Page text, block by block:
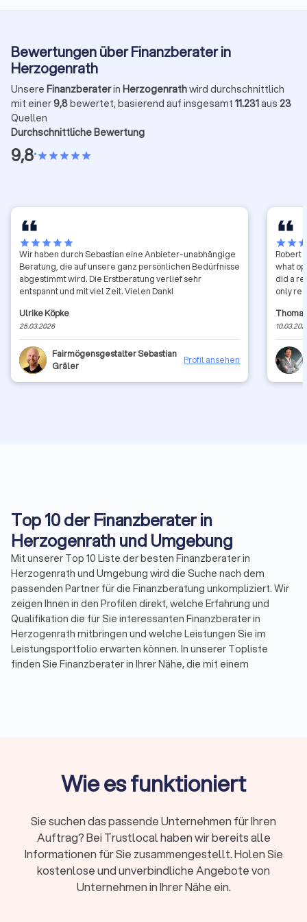
Bewertungen über Finanzberater in
Herzogenrath
Unsere Finanzberaterin Herzogenrathwird durchschnittlich
mit einer9,8bewertet, basierend auf insgesamt 11.231aus 23
Quellen
Durchschnittliche Bewertung
9,8•starstarstarstarstar
starstarstarstarstar
Wir haben durch Sebastian eine Anbieter-unabhängige
Beratung, die auf unsere ganz persönlichen Bedürfnisse
abgestimmt wird. Die Erstberatung verlief sehr
entspannt und mit viel Zeit. Vielen Dank!
Ulrike Köpke
25.03.2026
Fairmögensgestalter Sebastian
Gräler
Profil ansehen
starstar
Robert
what
did a
only
Top 10 der Finanzberater in
Herzogenrath und Umgebung
Mit unserer Top 10 Liste der besten Finanzberater in
Herzogenrath und Umgebung wird die Suche nach dem
passenden Partner für die Finanzberatung unkompliziert. Wir
zeigen Ihnen in den Profilen direkt, welche Erfahrung und
Qualifikation die für Sie interessanten Finanzberater in
Herzogenrath mitbringen und welche Leistungen Sie im
Leistungsportfolio erwarten können. In unserer Topliste
finden Sie Finanzberater in Ihrer Nähe, die mit einem
Versicherungen, für Rente & Altersvorsorge, für
die Unternehmensberatung auf einen Blick aussuchen und die
besten Finanzberater in Herzogenrath und Umgebung
kennenlernen. Und wenn noch Fragen bleiben, stehen wir von
Trustlocal Ihnen gerne zur Verfügung, indem wir
entsprechend Ihrer Anfrage direkt ein individuelles Angebot
erfragen. Nutzen Sie Trustlocal für die schnelle Suche nach
Wie es funktioniert
Sie suchen das passende Unternehmen für Ihren
Auftrag? Bei Trustlocal haben wir bereits alle
Informationen für Sie zusammengestellt. Holen Sie
kostenlose und unverbindliche Angebote von
Unternehmen in Ihrer Nähe ein.